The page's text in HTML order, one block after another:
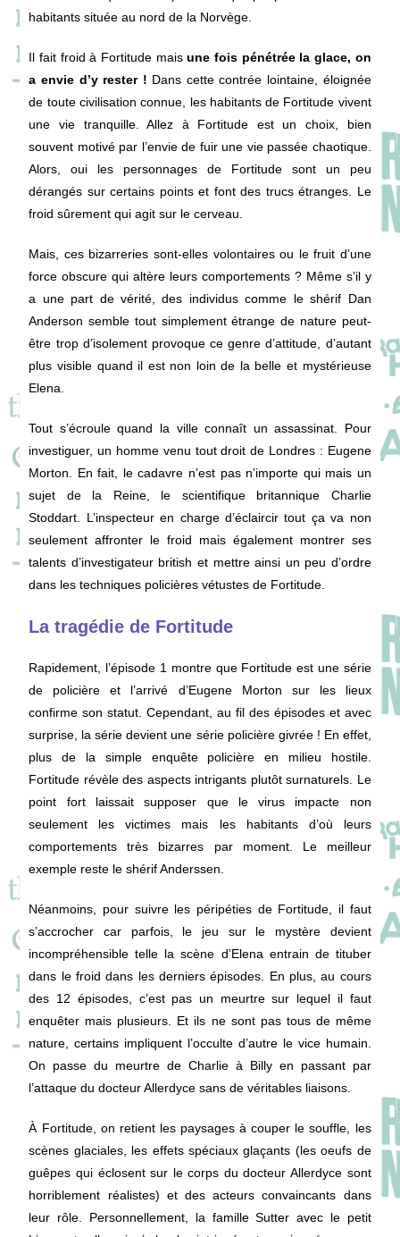
habitants située au nord de la Norvège.
Il fait froid à Fortitude maisune fois pénétrée la glace, on
a envie d’y rester ! Dans cette contrée lointaine, éloignée
de toute civilisation connue, les habitants de Fortitude vivent
une vie tranquille. Allez à Fortitude est un choix, bien
souvent motivé par l’envie de fuir une vie passée chaotique.
Alors, oui les personnages de Fortitude sont un peu
dérangés sur certains points et font des trucs étranges. Le
froid sûrement qui agit sur le cerveau.
Mais, ces bizarreries sont-elles volontaires ou le fruit d’une
force obscure qui altère leurs comportements ? Même s’il y
a une part de vérité, des individus comme le shérif Dan
Anderson semble tout simplement étrange de nature peut-
être trop d’isolement provoque ce genre d’attitude, d’autant
plus visible quand il est non loin de la belle et mystérieuse
Elena.
Tout s’écroule quand la ville connaît un assassinat. Pour
investiguer, un homme venu tout droit de Londres : Eugene
Morton. En fait, le cadavre n’est pas n’importe qui mais un
sujet de la Reine, le scientifique britannique Charlie
Stoddart. L’inspecteur en charge d’éclaircir tout ça va non
seulement affronter le froid mais également montrer ses
talents d’investigateur british et mettre ainsi un peu d’ordre
dans les techniques policières vétustes de Fortitude.
La tragédie de Fortitude
Rapidement, l’épisode 1 montre que Fortitude est une série
de policière et l’arrivé d’Eugene Morton sur les lieux
confirme son statut. Cependant, au fil des épisodes et avec
surprise, la série devient une série policière givrée ! En effet,
plus de la simple enquête policière en milieu hostile.
Fortitude révèle des aspects intrigants plutôt surnaturels. Le
point fort laissait supposer que le virus impacte non
seulement les victimes mais les habitants d’où leurs
comportements très bizarres par moment. Le meilleur
exemple reste le shérif Anderssen.
Néanmoins, pour suivre les péripéties de Fortitude, il faut
s’accrocher car parfois, le jeu sur le mystère devient
incompréhensible telle la scène d’Elena entrain de tituber
dans le froid dans les derniers épisodes. En plus, au cours
des 12 épisodes, c’est pas un meurtre sur lequel il faut
enquêter mais plusieurs. Et ils ne sont pas tous de même
nature, certains impliquent l’occulte d’autre le vice humain.
On passe du meurtre de Charlie à Billy en passant par
l’attaque du docteur Allerdyce sans de véritables liaisons.
À Fortitude, on retient les paysages à couper le souffle, les
scènes glaciales, les effets spéciaux glaçants (les oeufs de
guêpes qui éclosent sur le corps du docteur Allerdyce sont
horriblement réalistes) et des acteurs convaincants dans
leur rôle. Personnellement, la famille Sutter avec le petit